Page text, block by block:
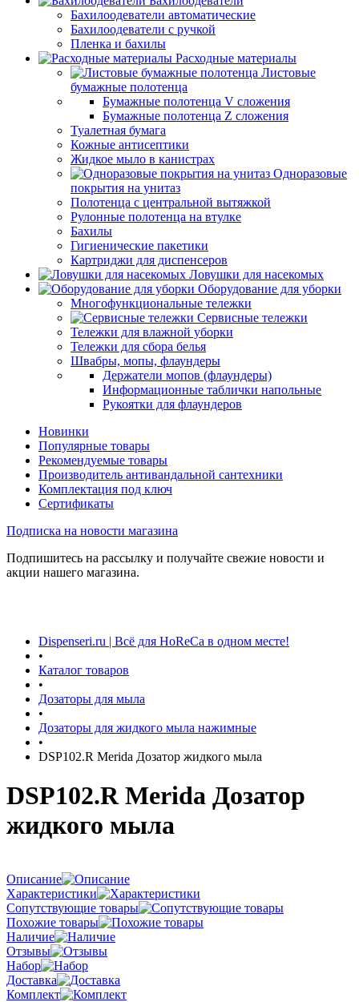
Бахилоодеватели автоматические
Бахилоодеватели с ручкой
Пленка и бахилы
Расходные материалы
Листовые
бумажные полотенца
Бумажные полотенца V сложения
Бумажные полотенца Z сложения
Туалетная бумага
Кожные антисептики
Жидкое мыло в канистрах
Одноразовые
покрытия на унитаз
Полотенца с центральной вытяжкой
Рулонные полотенца на втулке
Бахилы
Гигиенические пакетики
Картриджи для диспенсеров
Ловушки для насекомых
Оборудование для уборки
Многофункциональные тележки
Сервисные тележки
Тележки для влажной уборки
Тележки для сбора белья
Швабры, мопы, флаундеры
Держатели мопов (флаундеры)
Информационные таблички напольные
Рукоятки для флаундеров
Новинки
Популярные товары
Рекомендуемые товары
Производитель антивандальной сантехники
Комплектация под ключ
Сертификаты
Подписка на новости магазина
Подпишитесь на рассылку и получайте свежие новости и
акции нашего магазина.
Dispenseri.ru | Всё для HoReCa в одном месте!
•
Каталог товаров
•
Дозаторы для мыла
•
Дозаторы для жидкого мыла нажимные
•
DSP102.R Merida Дозатор жидкого мыла
DSP102.R Merida Дозатор
жидкого мыла
Описание
Характеристики
Сопутствующие товары
Похожие товары
Наличие
Отзывы
Набор
Доставка
Комплект